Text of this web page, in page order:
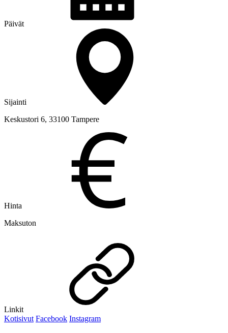
Päivät
Sijainti
Keskustori 6, 33100 Tampere
Hinta
Maksuton
Linkit
Kotisivut Facebook Instagram